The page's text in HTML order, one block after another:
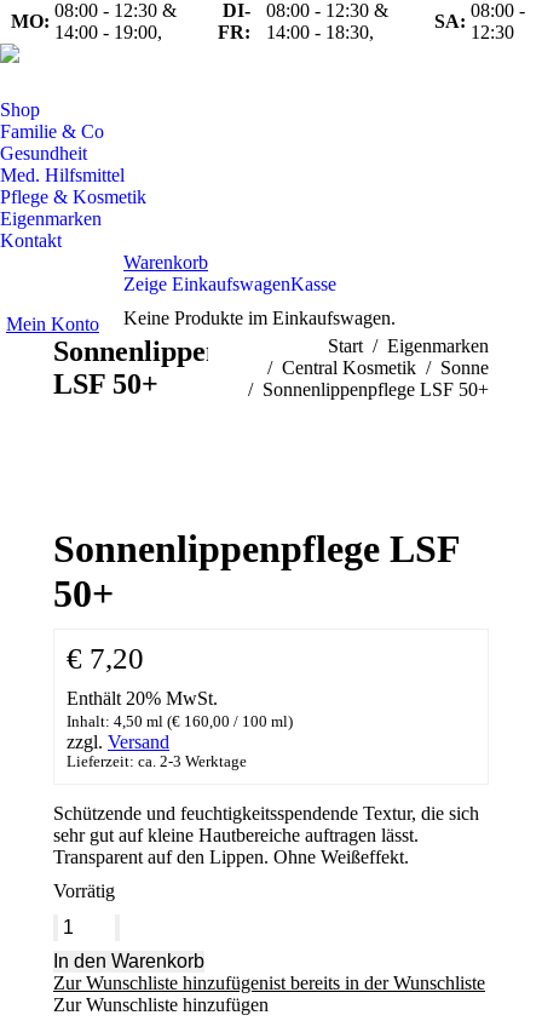
MO:
08:00 - 12:30 &
14:00 - 19:00,
DI-
FR:
08:00 - 12:30 &
14:00 - 18:30,
SA:
08:00 -
12:30
Shop
Familie & Co
Gesundheit
Med. Hilfsmittel
Pflege & Kosmetik
Eigenmarken
Kontakt
Mein Konto
Warenkorb
Zeige EinkaufswagenKasse
Keine Produkte im Einkaufswagen.
Sonnenlippenpflege
LSF 50+
Sie befinden sich hier:
Start
Eigenmarken
Central Kosmetik
Sonne
Sonnenlippenpflege LSF 50+
Sonnenlippenpflege LSF
50+
€ 7,20
Enthält 20% MwSt.
Inhalt: 4,50 ml (€ 160,00 / 100 ml)
zzgl. Versand
Lieferzeit: ca. 2-3 Werktage
Schützende und feuchtigkeitsspendende Textur, die sich
sehr gut auf kleine Hautbereiche auftragen lässt.
Transparent auf den Lippen. Ohne Weißeffekt.
Vorrätig
Sonnenlippenpflege
50+
Menge
In den Warenkorb
Zur Wunschliste hinzufügenist bereits in der Wunschliste
Zur Wunschliste hinzufügen